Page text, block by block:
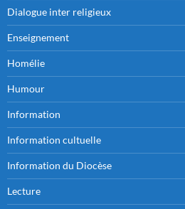
Dialogue inter religieux
Enseignement
Homélie
Humour
Information
Information cultuelle
Information du Diocèse
Lecture